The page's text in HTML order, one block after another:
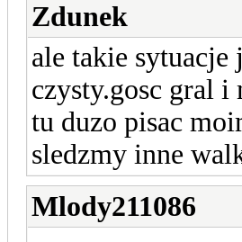
Zdunek
ale takie sytuacje
czysty.gosc gral i
tu duzo pisac
sledzmy inne
Mlody211086